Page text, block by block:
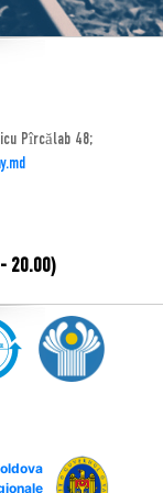
Pîrcălab 48;
20.00)